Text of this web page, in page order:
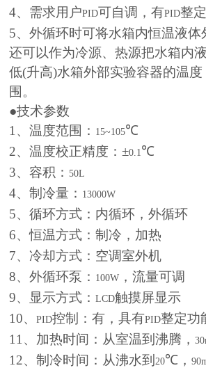
4、需求用户PID可自调，有PID整
5、外循环时可将水箱内恒温液体
还可以作为冷源、热源把水箱内
低(升高)水箱外部实验容器的温
围。
●技术参数
1 、温度范围： 15~105℃
2、温度校正精度：±0.1 ℃
3、容积：50L
4、制冷量： 13000W
5、循环方式：内循环，外循环
6、恒温方式：制冷，加热
7、冷却方式：空调室外机
8、外循环泵： 100W ，流量可调
9、显示方式：LCD触摸屏显示
10、PID控制：有，具有PID整定功
11 、加热时间：从室温到沸腾，
12、制冷时间：从沸水到 20℃，